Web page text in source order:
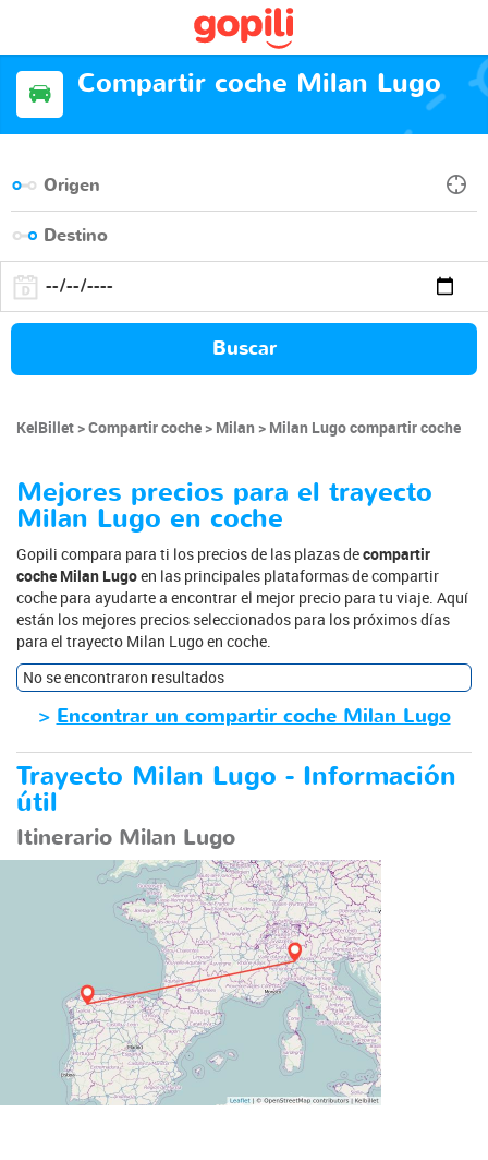
Compartir coche Milan Lugo
Buscar
KelBillet Compartir coche Milan Milan Lugo compartir coche
Mejores precios para el trayecto
Milan Lugo en coche
Gopili compara para ti los precios de las plazas decompartir
coche Milan Lugoen las principales plataformas de compartir
coche para ayudarte a encontrar el mejor precio para tu viaje. Aquí
están los mejores precios seleccionados para los próximos días
para el trayecto Milan Lugo en coche.
No se encontraron resultados
> Encontrar un compartir coche Milan Lugo
Trayecto Milan Lugo - Información
útil
Itinerario Milan Lugo